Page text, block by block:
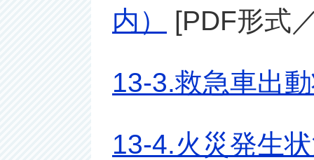
内）
[PDF形式
13-3.救急車出
13-4.火災発生